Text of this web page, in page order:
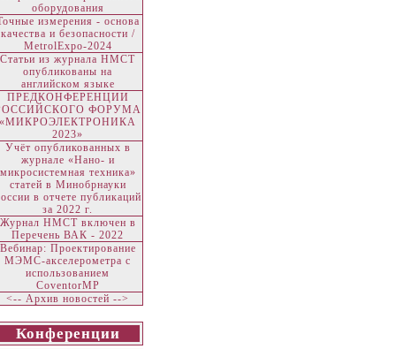
оборудования
измерения - основа
качества и безопасности /
MetrolExpo-2024
Статьи из журнала НМСТ
опубликованы на
английском языке
ПРЕДКОНФЕРЕНЦИИ
ФОРУМА
«МИКРОЭЛЕКТРОНИКА
2023»
Учёт опубликованных в
журнале «Нано- и
микросистемная техника»
статей в Минобрнауки
в отчете публикаций
за 2022 г.
Журнал НМСТ включен в
Перечень ВАК - 2022
Вебинар: Проектирование
МЭМС-акселерометра с
использованием
CoventorMP
<-- Архив новостей -->
Конференции